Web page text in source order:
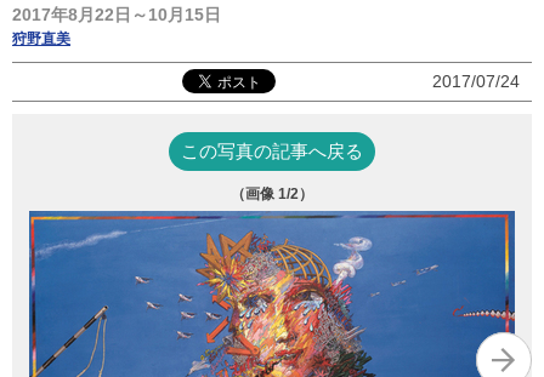
2017年8月22日～10月15日
狩野直美
2017/07/24
この写真の記事へ戻る
（画像 1/2）